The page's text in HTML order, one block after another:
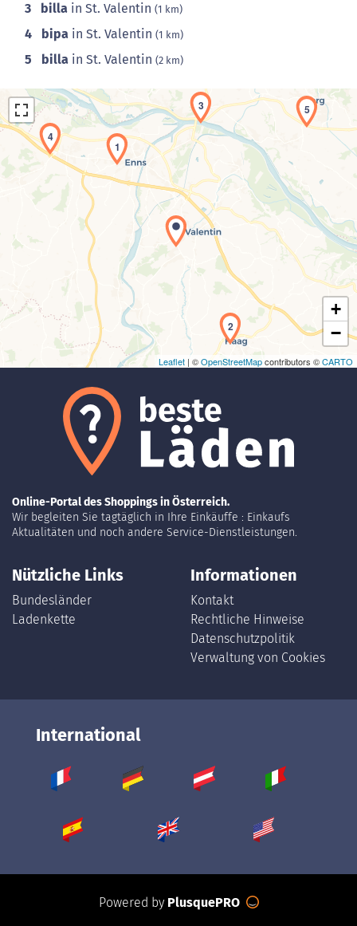
3 billa in St. Valentin (1 km)
4 bipa in St. Valentin (1 km)
5 billa in St. Valentin (2 km)
Laden der Karte...
1
2
3
4
5
+
−
Leaflet | ©OpenStreetMapcontributors ©CARTO
Online-Portal des Shoppings in Österreich.
Wir begleiten Sie tagtäglich in Ihre Einkäuffe : Einkaufs
Aktualitäten und noch andere Service-Dienstleistungen.
Nützliche Links
Bundesländer
Ladenkette
Informationen
Kontakt
Rechtliche Hinweise
Datenschutzpolitik
Verwaltung von Cookies
International
Powered by PlusquePRO